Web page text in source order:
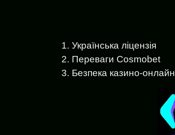
Українська ліцензія
Переваги Cosmobet
Безпека казино-онлайн